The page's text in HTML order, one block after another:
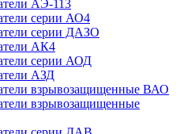
АЭ-113
серии АО4
серии ДАЗО
АК4
серии АОД
АЗД
взрывозащищенные ВАО
взрывозащищенные